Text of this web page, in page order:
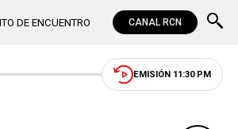
DE ENCUENTRO CANAL RCN
EMISIÓN 11:30 PM